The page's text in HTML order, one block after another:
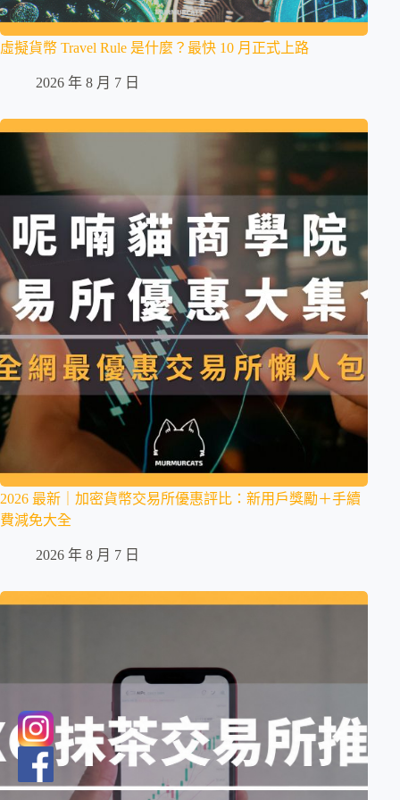
虛擬貨幣 Travel Rule 是什麼？最快 10 月正式上路
2026 年 8 月 7 日
2026 最新｜加密貨幣交易所優惠評比：新用戶獎勵＋手續
費減免大全
2026 年 8 月 7 日